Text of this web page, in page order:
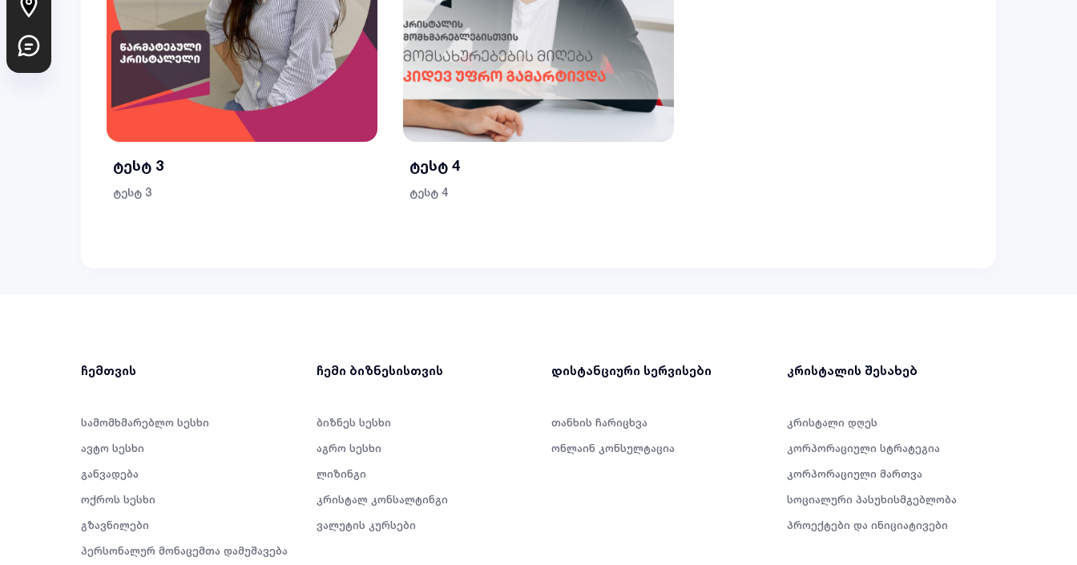
ტესტ 3
ტესტ 3
ტესტ 4
ტესტ 4
ჩემთვის
სამომხმარებლო სესხი
ავტო სესხი
განვადება
ოქროს სესხი
გზავნილები
პერსონალურ მონაცემთა დამუშავება
ჩემი ბიზნესისთვის
ბიზნეს სესხი
აგრო სესხი
ლიზინგი
კრისტალ კონსალტინგი
ვალუტის კურსები
დისტანციური სერვისები
თანხის ჩარიცხვა
ონლაინ კონსულტაცია
კრისტალის შესახებ
კრისტალი დღეს
კორპორაციული სტრატეგია
კორპორაციული მართვა
სოციალური პასუხისმგებლობა
პროექტები და ინიციატივები